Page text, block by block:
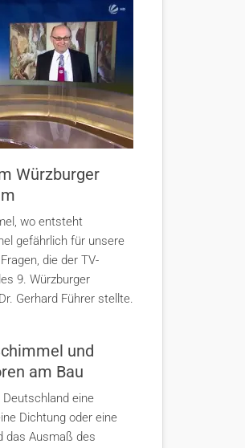
Würzburger
wo entsteht
gefährlich für unsere
die der TV-
9. Würzburger
Gerhard Führer stellte.
und
am Bau
eine
Dichtung oder eine
das Ausmaß des